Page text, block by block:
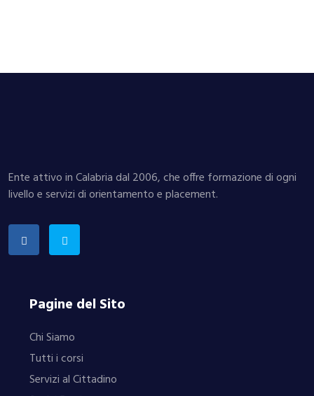
Ente attivo in Calabria dal 2006, che offre formazione di ogni
livello e servizi di orientamento e placement.
Pagine del Sito
Chi Siamo
Tutti i corsi
Servizi al Cittadino